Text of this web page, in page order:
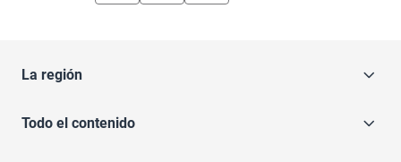
La región
Todo el contenido